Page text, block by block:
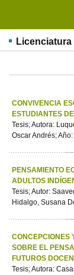
Licenciatura
CONVIVENCIA
ESTUDIANTES
Tesis; Autora:
Oscar Andrés;
PENSAMIENTO
ADULTOS
Tesis; Autor:
Hidalgo, Susana
CONCEPCIONES
SOBRE EL
FUTUROS
Tesis; Autora: